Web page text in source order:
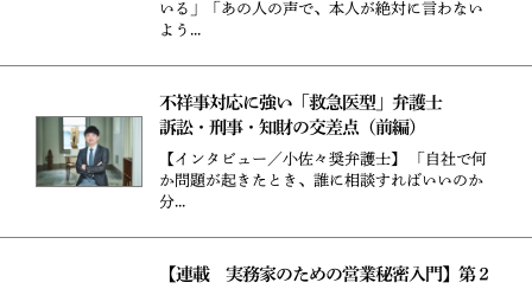
いる」「あの人の声で、本人が絶対に言わない
よう...
不祥事対応に強い「救急医型」弁護士
訴訟・刑事・知財の交差点（前編）
【インタビュー／小佐々奨弁護士】 「自社で何
か問題が起きたとき、誰に相談すればいいのか
分...
【連載 実務家のための営業秘密入門】第２